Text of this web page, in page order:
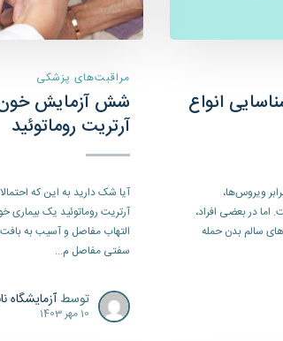
انواع
ویروس‌ها،
اما در بعضی افراد،
سالم بدن حمله
مراقبت‌های پزشکی
شش آزمایش
آرتریت روماتوئید
آیا شک دارید به این که
آرتریت روماتوئید یک
التهاب مفاصل و آسیب به
سفتی مفاصل م...
توسط آزمایشگاه
10 مهر 1403